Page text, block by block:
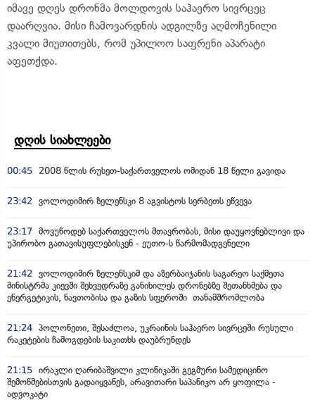
იმავე დღეს დრონმა მოლდოვის საჰაერო სივრცეც
დაარღვია. მისი ჩამოვარდნის ადგილზე აღმოჩენილი
კვალი მიუთითებს, რომ უპილოო საფრენი აპარატი
აფეთქდა.
დღის სიახლეები
00:45 2008 წლის რუსეთ-საქართველოს ომიდან 18 წელი გავიდა
23:42 ვოლოდიმირ ზელენსკი 8 აგვისტოს სერბეთს ეწვევა
23:17 მოვუწოდებ საქართველოს მთავრობას, მისი დაუყოვნებლივი და
უპირობო გათავისუფლებისკენ - ეუთო-ს წარმომადგენელი
21:42
ვოლოდიმირ ზელენსკიმ და აზერბაიჯანის საგარეო საქმეთა
მინისტრმა კიევში შეხვედრაზე განიხილეს დრონებზე შეთანხმება და
ენერგეტიკის, ნავთობისა და გაზის სფეროში თანამშრომლობა
21:24 პოლონეთი, შესაძლოა, უკრაინის საჰაერო სივრცეში რუსული
რაკეტების ჩამოგდების საკითხს დაუბრუნდეს
21:15 ირაკლი ღარიბაშვილი კლინიკაში გეგმური სამედიცინო
შემოწმებისთვის გადაიყვანეს, არავითარი საპანიკო არ ყოფილა -
ადვოკატი